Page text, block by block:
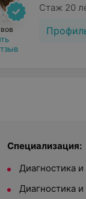
Стаж 20
Специализация:
Диагностика
Диагностика